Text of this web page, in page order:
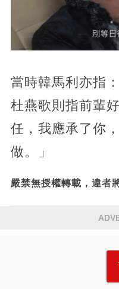
當時韓馬利亦指
杜燕歌則指前輩
任，我應承了你
做。」
嚴禁無授權轉載，違者